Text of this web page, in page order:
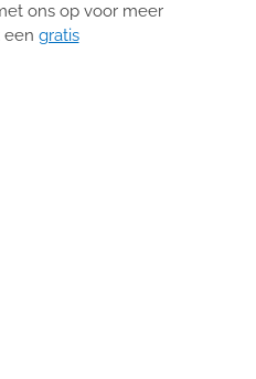
ons op voor meer
een gratis